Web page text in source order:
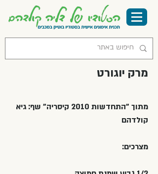
מרק יוגורט
מתוך "התחדשות 2010 קיסריה" שף: גיא
קולדהם
מצרכים: